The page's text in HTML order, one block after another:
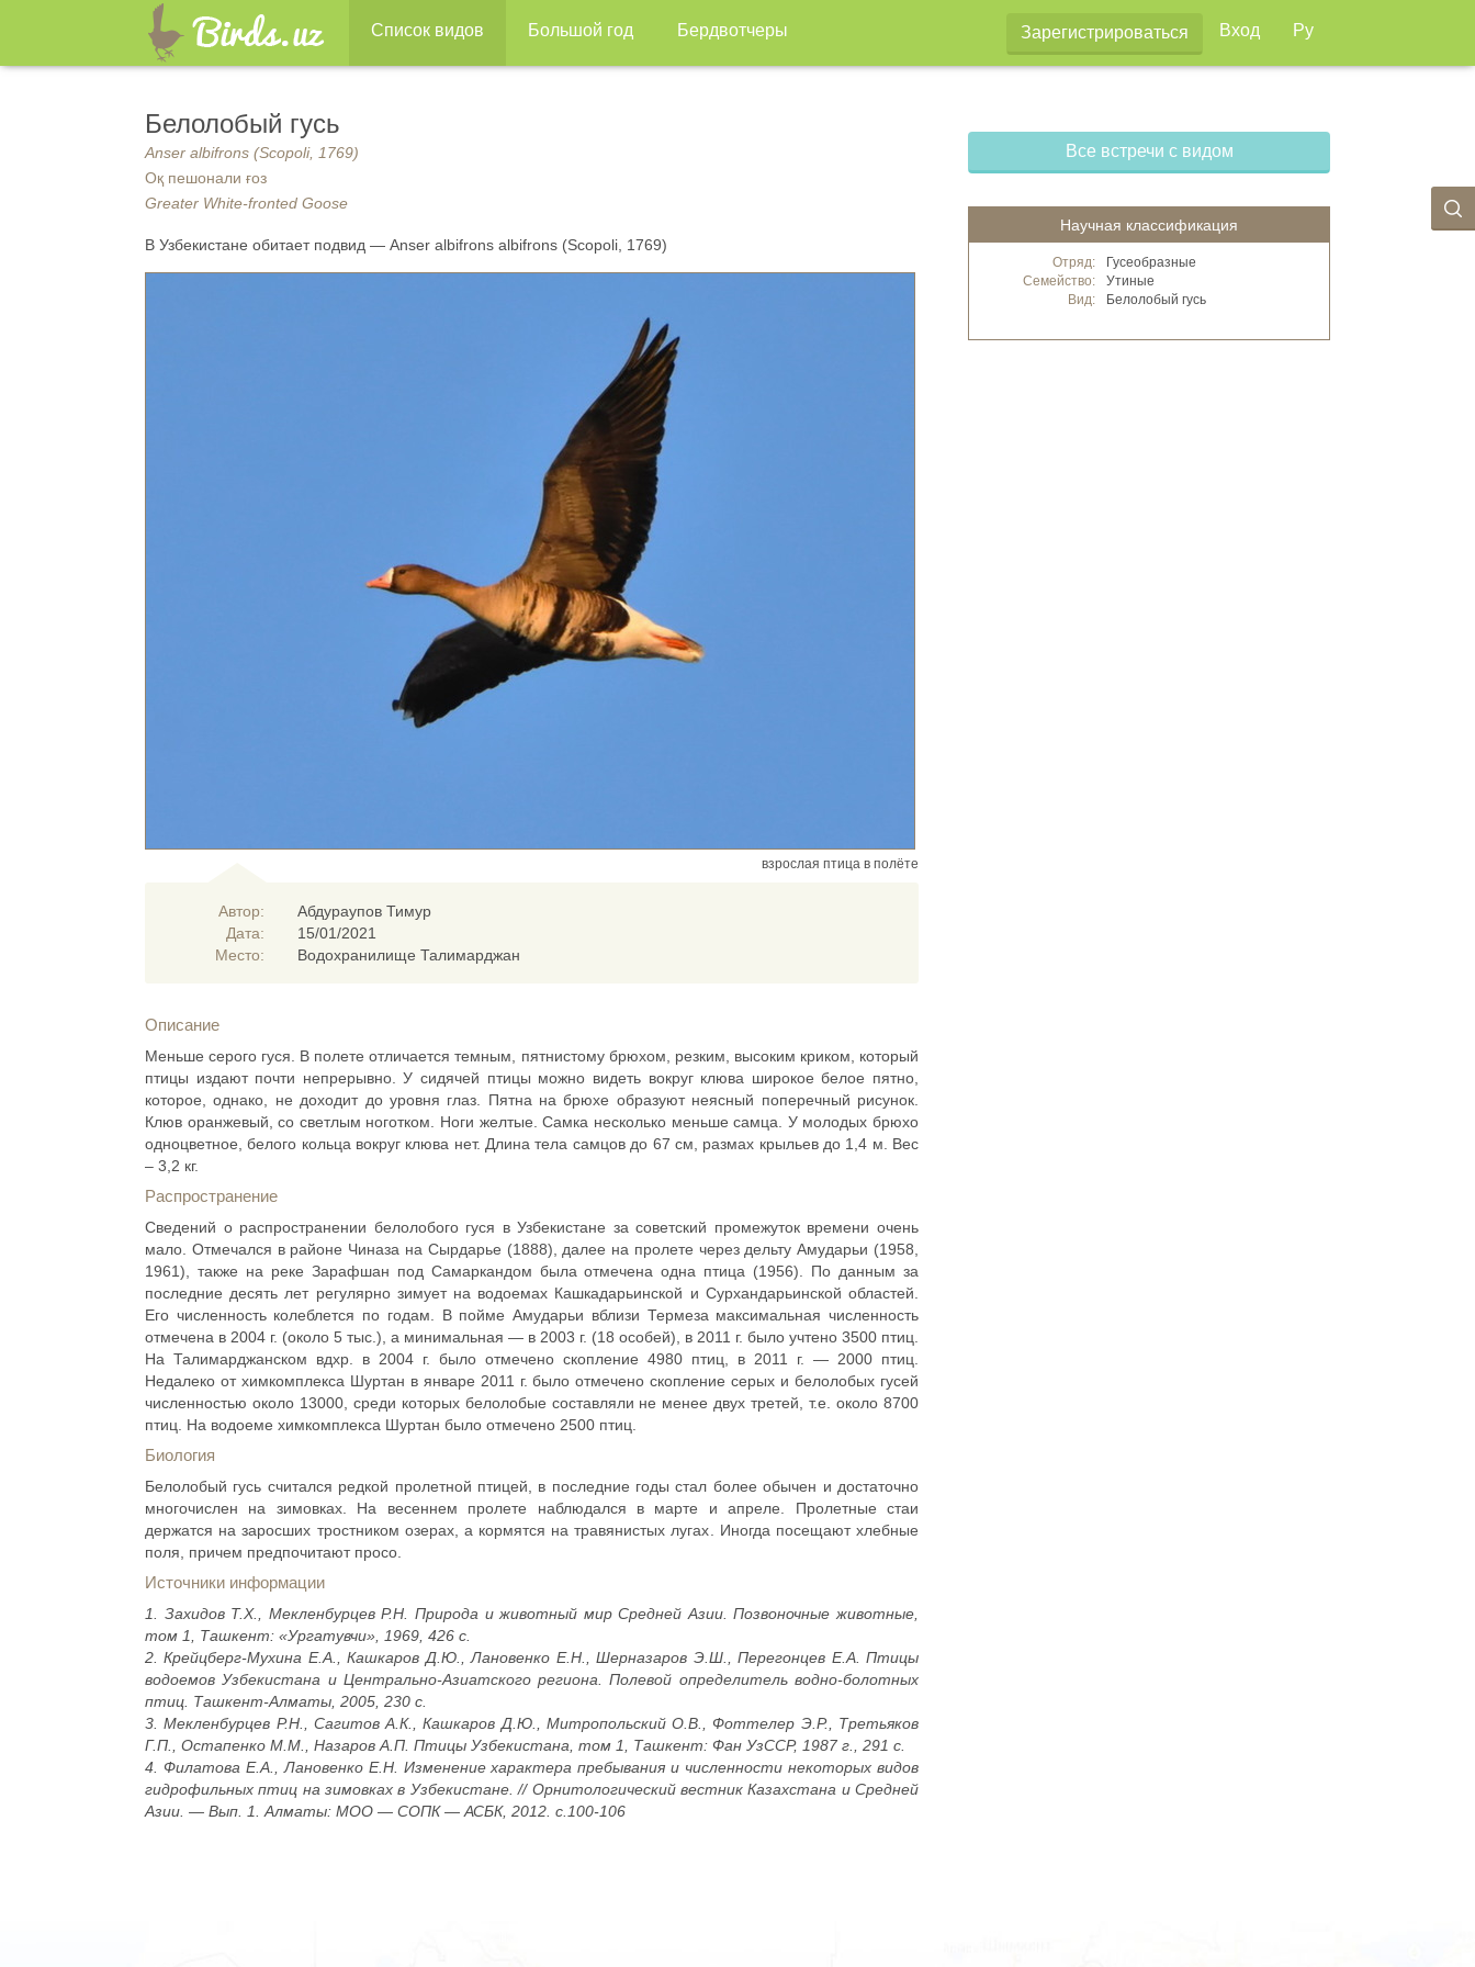
Список видов Большой год Бердвотчеры Зарегистрироваться Вход Ру
Белолобый гусь
Anser albifrons (Scopoli, 1769)
Оқ пешонали ғоз
Greater White-fronted Goose
В Узбекистане обитает подвид — Anser albifrons albifrons (Scopoli, 1769)
Автор:
Дата:
Место:
Абдураупов Тимур
15/01/2021
Водохранилище Талимарджан
взрослая птица в полёте
Описание
Меньше серого гуся. В полете отличается темным, пятнистому брюхом, резким, высоким криком, который
птицы издают почти непрерывно. У сидячей птицы можно видеть вокруг клюва широкое белое пятно,
которое, однако, не доходит до уровня глаз. Пятна на брюхе образуют неясный поперечный рисунок.
Клюв оранжевый, со светлым ноготком. Ноги желтые. Самка несколько меньше самца. У молодых брюхо
одноцветное, белого кольца вокруг клюва нет. Длина тела самцов до 67 см, размах крыльев до 1,4 м. Вес
– 3,2 кг.
Распространение
Сведений о распространении белолобого гуся в Узбекистане за советский промежуток времени очень
мало. Отмечался в районе Чиназа на Сырдарье (1888), далее на пролете через дельту Амударьи (1958,
1961), также на реке Зарафшан под Самаркандом была отмечена одна птица (1956). По данным за
последние десять лет регулярно зимует на водоемах Кашкадарьинской и Сурхандарьинской областей.
Его численность колеблется по годам. В пойме Амударьи вблизи Термеза максимальная численность
отмечена в 2004 г. (около 5 тыс.), а минимальная — в 2003 г. (18 особей), в 2011 г. было учтено 3500 птиц.
На Талимарджанском вдхр. в 2004 г. было отмечено скопление 4980 птиц, в 2011 г. — 2000 птиц.
Недалеко от химкомплекса Шуртан в январе 2011 г. было отмечено скопление серых и белолобых гусей
численностью около 13000, среди которых белолобые составляли не менее двух третей, т.е. около 8700
птиц. На водоеме химкомплекса Шуртан было отмечено 2500 птиц.
Биология
Белолобый гусь считался редкой пролетной птицей, в последние годы стал более обычен и достаточно
многочислен на зимовках. На весеннем пролете наблюдался в марте и апреле. Пролетные стаи
держатся на заросших тростником озерах, а кормятся на травянистых лугах. Иногда посещают хлебные
поля, причем предпочитают просо.
Источники информации
1. Захидов Т.Х., Мекленбурцев Р.Н. Природа и животный мир Средней Азии. Позвоночные животные,
том 1, Ташкент: «Ургатувчи», 1969, 426 с.
2. Крейцберг-Мухина Е.А., Кашкаров Д.Ю., Лановенко Е.Н., Шерназаров Э.Ш., Перегонцев Е.А. Птицы
водоемов Узбекистана и Центрально-Азиатского региона. Полевой определитель водно-болотных
птиц. Ташкент-Алматы, 2005, 230 с.
3. Мекленбурцев Р.Н., Сагитов А.К., Кашкаров Д.Ю., Митропольский О.В., Фоттелер Э.Р., Третьяков
Г.П., Остапенко М.М., Назаров А.П. Птицы Узбекистана, том 1, Ташкент: Фан УзССР, 1987 г., 291 с.
4. Филатова Е.А., Лановенко Е.Н. Изменение характера пребывания и численности некоторых видов
гидрофильных птиц на зимовках в Узбекистане. // Орнитологический вестник Казахстана и Средней
Азии. — Вып. 1. Алматы: MOO — СОПК — АСБК, 2012. c.100-106
Все встречи с видом
Научная классификация
Отряд:
Гусеобразные
Семейство:
Утиные
Вид:
Белолобый гусь